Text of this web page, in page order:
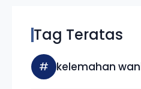
Tag Teratas
# kelemahan